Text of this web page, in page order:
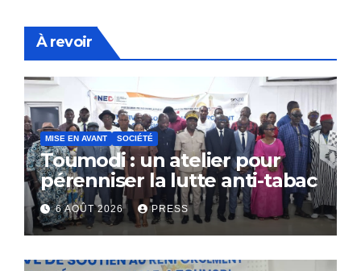
À revoir
MISE EN AVANT SOCIÉTÉ
Toumodi : un atelier pour
pérenniser la lutte anti-tabac
6 AOÛT 2026 PRESS